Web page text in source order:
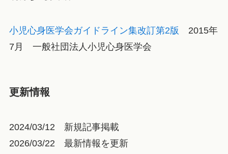
小児心身医学会ガイドライン集改訂第2版 2015年
7月 一般社団法人小児心身医学会
更新情報
2024/03/12 新規記事掲載
2026/03/22 最新情報を更新